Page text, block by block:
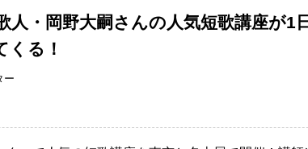
人・岡野大嗣さんの人気短歌講座が1
くる！
ー